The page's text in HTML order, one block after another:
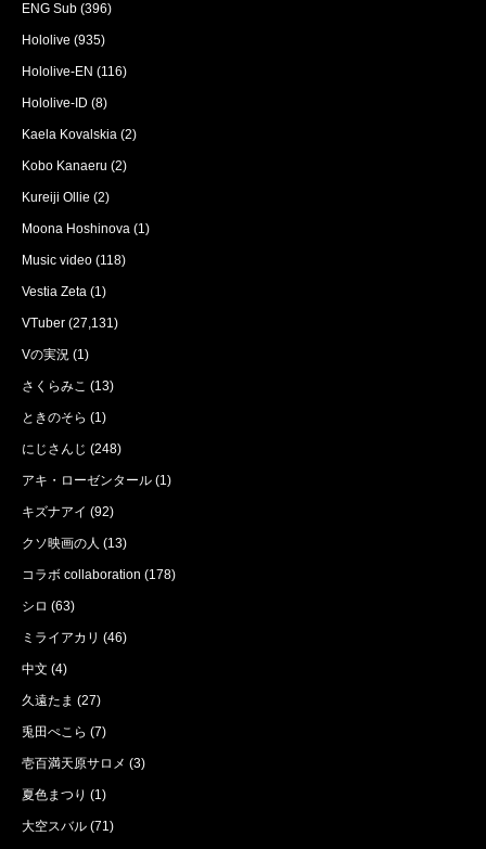
ENG Sub (396)
Hololive (935)
Hololive-EN (116)
Hololive-ID (8)
Kaela Kovalskia (2)
Kobo Kanaeru (2)
Kureiji Ollie (2)
Moona Hoshinova (1)
Music video (118)
Vestia Zeta (1)
VTuber (27,131)
Vの実況 (1)
さくらみこ (13)
ときのそら (1)
にじさんじ (248)
アキ・ローゼンタール (1)
キズナアイ (92)
クソ映画の人 (13)
コラボ collaboration (178)
シロ (63)
ミライアカリ (46)
中文 (4)
久遠たま (27)
兎田ぺこら (7)
壱百満天原サロメ (3)
夏色まつり (1)
大空スバル (71)